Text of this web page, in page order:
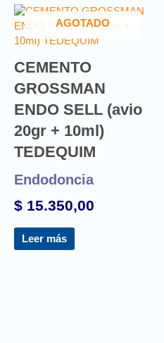
AGOTADO
CEMENTO
GROSSMAN
ENDO SELL (avio
20gr + 10ml)
TEDEQUIM
Endodoncia
$ 15.350,00
Leer más